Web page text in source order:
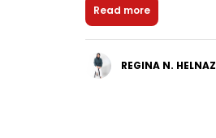
Read more
REGINA N. HELNAZ